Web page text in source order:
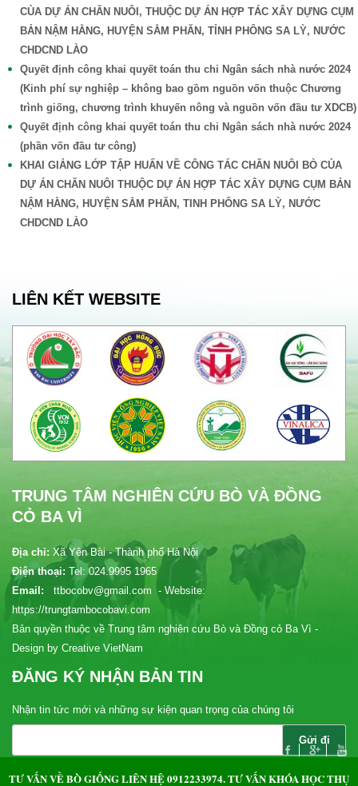
CỦA DỰ ÁN CHĂN NUÔI, THUỘC DỰ ÁN HỢP TÁC XÂY DỰNG CỤM
BẢN NẬM HẰNG, HUYỆN SẲM PHĂN, TỈNH PHÔNG SA LỲ, NƯỚC
CHDCND LÀO
Quyết định công khai quyết toán thu chi Ngân sách nhà nước 2024
(Kinh phí sự nghiệp – không bao gồm nguồn vốn thuộc Chương
trình giống, chương trình khuyến nông và nguồn vốn đầu tư XDCB)
Quyết định công khai quyết toán thu chi Ngân sách nhà nước 2024
(phần vốn đầu tư công)
KHAI GIẢNG LỚP TẬP HUẤN VỀ CÔNG TÁC CHĂN NUÔI BÒ CỦA
DỰ ÁN CHĂN NUÔI THUỘC DỰ ÁN HỢP TÁC XÂY DỰNG CỤM BẢN
NẬM HẰNG, HUYỆN SẲM PHĂN, TINH PHÔNG SA LỲ, NƯỚC
CHDCND LÀO
LIÊN KẾT WEBSITE
TRUNG TÂM NGHIÊN CỨU BÒ VÀ ĐỒNG
CỎ BA VÌ
Địa chỉ: Xã Yên Bài - Thành phố Hà Nội
Điện thoại: Tel: 024.9995 1965
Email:
ttbocobv@gmail.com - Website:
https://trungtambocobavi.com
Bản quyền thuộc về Trung tâm nghiên cứu Bò và Đồng cỏ Ba Vì -
Design by Creative VietNam
ĐĂNG KÝ NHẬN BẢN TIN
Nhận tin tức mới và những sự kiện quan trọng của chúng tôi
TƯ VẤN VỀ BÒ GIỐNG LIÊN HỆ 0912233974. TƯ VẤN KHÓA HỌC THỤ